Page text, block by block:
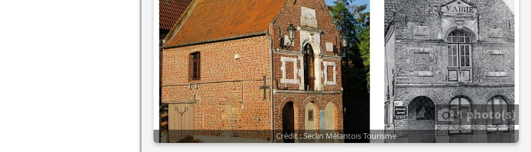
1 photo(s)
Crédit : Seclin Mélantois Tourisme